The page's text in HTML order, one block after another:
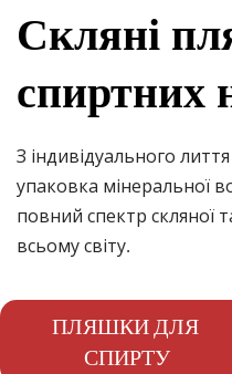
Скляні
спиртних
З індивідуального лиття
упаковка мінеральної
повний спектр скляної
всьому світу.
ПЛЯШКИ ДЛЯ
СПИРТУ